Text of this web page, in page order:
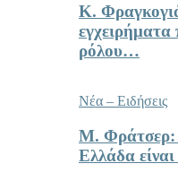
Κ.
εγχειρήματα
ρόλου…
Νέα – Ειδήσεις
Μ. Φράτσερ:
Ελλάδα